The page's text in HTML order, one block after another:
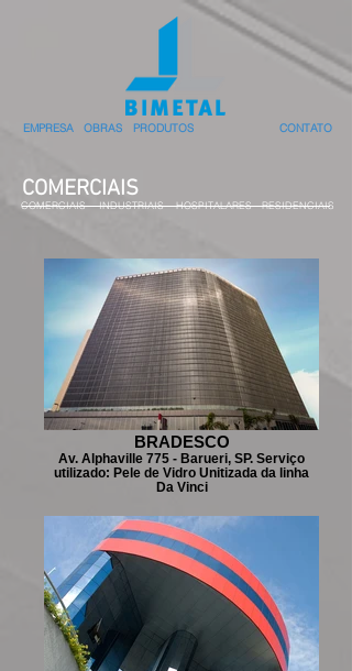
EMPRESA OBRAS PRODUTOS CONTATO
COMERCIAIS
INDUSTRIAIS
COMERCIAIS RESIDENCIAIS
BRADESCO
Av. Alphaville 775 - Barueri, SP. Serviço
utilizado: Pele de Vidro Unitizada da linha
Da Vinci
HOSPITALARES